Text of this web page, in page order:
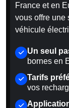
France et en
vous offre une
véhicule
Un seul
bornes en
Tarifs
vos